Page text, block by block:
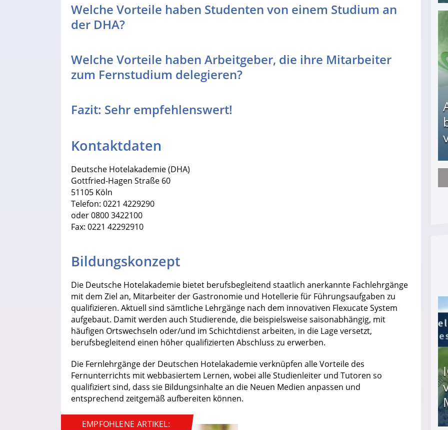
Welche Vorteile haben Studenten von einem Studium an
der DHA?
Welche Vorteile haben Arbeitgeber, die ihre Mitarbeiter
zum Fernstudium delegieren?
Fazit: Sehr empfehlenswert!
Kontaktdaten
Deutsche Hotelakademie (DHA)
Gottfried-Hagen Straße 60
51105 Köln
Telefon: 0221 4229290
oder 0800 3422100
Fax: 0221 42292910
Bildungskonzept
Die Deutsche Hotelakademie bietet berufsbegleitend staatlich anerkannte Fachlehrgänge
mit dem Ziel an, Mitarbeiter der Gastronomie und Hotellerie für Führungsaufgaben zu
qualifizieren. Aktuell sind sämtliche Lehrgänge nach dem innovativen Flexucate System
aufgebaut. Damit werden auch Studierende, die beispielsweise saisonabhängig, mit
häufigen Ortswechseln oder/und im Schichtdienst arbeiten, in die Lage versetzt,
berufsbegleitend einen höher qualifizierten Abschluss zu erwerben.
Die Fernlehrgänge der Deutschen Hotelakademie verknüpfen alle Vorteile des
Fernunterrichts mit webbasiertem Lernen, wobei alle Studienleiter und Tutoren so
qualifiziert sind, dass sie Bildungsinhalte an die Neuen Medien anpassen und
entsprechend zeitgemäß aufbereiten können.
EMPFOHLENE ARTIKEL:
Arbeitslosengeld: Wofür bekommt man es